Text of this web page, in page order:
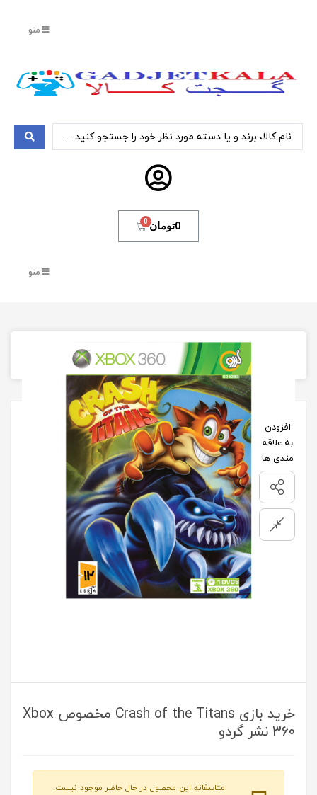
منو
0تومان
منو
تصاویر محصول
افزودن
به علاقه
مندی ها
خرید بازی Crash of the Titans مخصوص Xbox
360 نشر گردو
متاسفانه این محصول در حال حاضر موجود نیست.